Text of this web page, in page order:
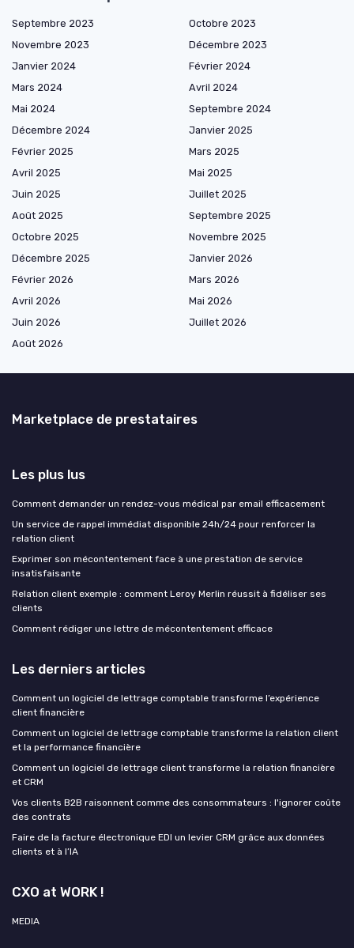
Septembre 2023
Octobre 2023
Novembre 2023
Décembre 2023
Janvier 2024
Février 2024
Mars 2024
Avril 2024
Mai 2024
Septembre 2024
Décembre 2024
Janvier 2025
Février 2025
Mars 2025
Avril 2025
Mai 2025
Juin 2025
Juillet 2025
Août 2025
Septembre 2025
Octobre 2025
Novembre 2025
Décembre 2025
Janvier 2026
Février 2026
Mars 2026
Avril 2026
Mai 2026
Juin 2026
Juillet 2026
Août 2026
Marketplace de prestataires
Les plus lus
Comment demander un rendez-vous médical par email efficacement
Un service de rappel immédiat disponible 24h/24 pour renforcer la
relation client
Exprimer son mécontentement face à une prestation de service
insatisfaisante
Relation client exemple : comment Leroy Merlin réussit à fidéliser ses
clients
Comment rédiger une lettre de mécontentement efficace
Les derniers articles
Comment un logiciel de lettrage comptable transforme l’expérience
client financière
Comment un logiciel de lettrage comptable transforme la relation client
et la performance financière
Comment un logiciel de lettrage client transforme la relation financière
et CRM
Vos clients B2B raisonnent comme des consommateurs : l'ignorer coûte
des contrats
Faire de la facture électronique EDI un levier CRM grâce aux données
clients et à l’IA
CXO at WORK !
MEDIA